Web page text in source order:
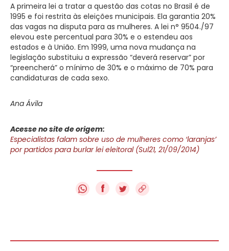
A primeira lei a tratar a questão das cotas no Brasil é de
1995 e foi restrita às eleições municipais. Ela garantia 20%
das vagas na disputa para as mulheres. A lei n° 9504./97
elevou este percentual para 30% e o estendeu aos
estados e à União. Em 1999, uma nova mudança na
legislação substituiu a expressão “deverá reservar” por
“preencherá” o mínimo de 30% e o máximo de 70% para
candidaturas de cada sexo.
Ana Ávila
Acesse no site de origem:
Especialistas falam sobre uso de mulheres como ‘laranjas’
por partidos para burlar lei eleitoral (Sul21, 21/09/2014)
f